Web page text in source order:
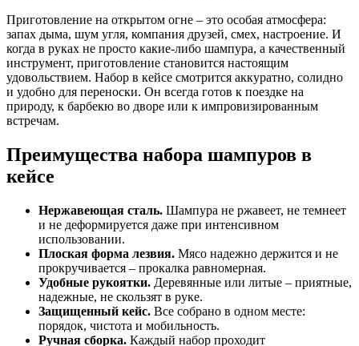
Приготовление на открытом огне – это особая атмосфера:
запах дыма, шум угля, компания друзей, смех, настроение. И
когда в руках не просто какие-либо шампура, а качественный
инструмент, приготовление становится настоящим
удовольствием. Набор в кейсе смотрится аккуратно, солидно
и удобно для переноски. Он всегда готов к поездке на
природу, к барбекю во дворе или к импровизированным
встречам.
Преимущества набора шампуров в
кейсе
Нержавеющая сталь. Шампура не ржавеет, не темнеет
и не деформируется даже при интенсивном
использовании.
Плоская форма лезвия. Мясо надежно держится и не
прокручивается – прокалка равномерная.
Удобные рукоятки. Деревянные или литые – приятные,
надежные, не скользят в руке.
Защищенный кейс. Все собрано в одном месте:
порядок, чистота и мобильность.
Ручная сборка. Каждый набор проходит